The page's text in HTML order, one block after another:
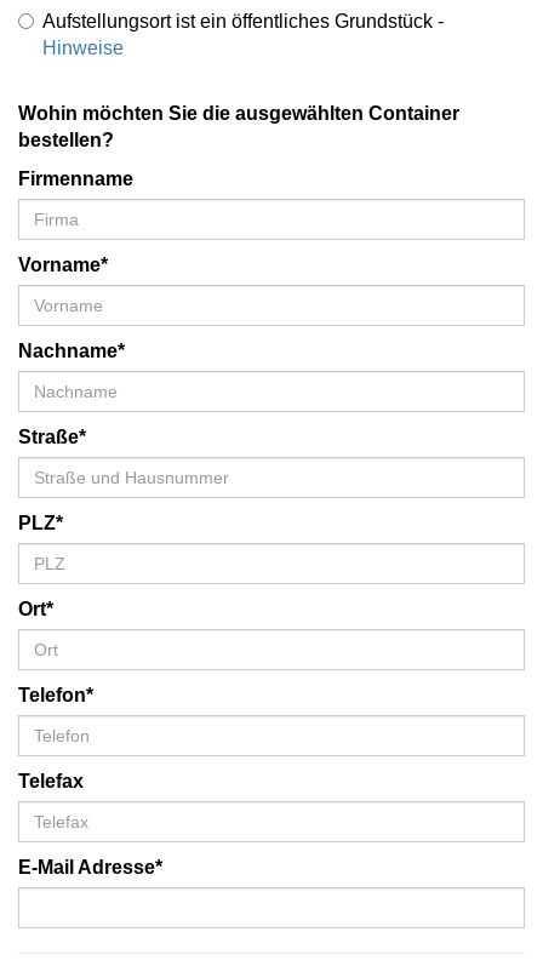
Aufstellungsort ist ein öffentliches Grundstück -
Hinweise
Wohin möchten Sie die ausgewählten Container
bestellen?
Firmenname
Vorname*
Nachname*
Straße*
PLZ*
Ort*
Telefon*
Telefax
E-Mail Adresse*